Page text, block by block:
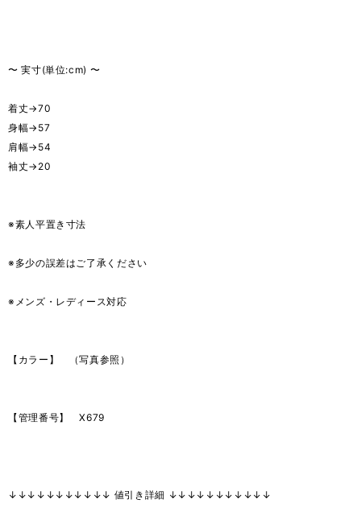
〜 実寸(単位:cm) 〜
着丈→70
身幅→57
肩幅→54
袖丈→20
※素人平置き寸法
※多少の誤差はご了承ください
※メンズ・レディース対応
【カラー】 （写真参照）
【管理番号】 X679
↓↓↓↓↓↓↓↓↓↓↓ 値引き詳細 ↓↓↓↓↓↓↓↓↓↓↓